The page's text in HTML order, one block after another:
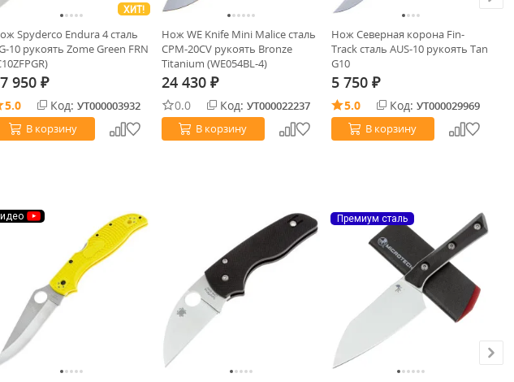
ХИТ!
Spyderco Endura 4 сталь
10 рукоять Zome Green FRN
950 ₽
5.0 Код: УТ000003932
В корзину
Нож WE Knife Mini Malice сталь
CPM-20CV рукоять Bronze
Titanium (WE054BL-4)
24 430 ₽
0.0 Код: УТ000022237
В корзину
Нож Северная корона Fin-
Track сталь AUS-10 рукоять Tan
G10
5 750 ₽
5.0 Код: УТ000029969
В корзину
Премиум сталь